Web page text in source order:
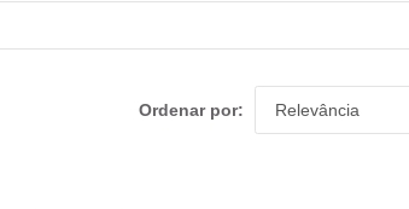
Ordenar por